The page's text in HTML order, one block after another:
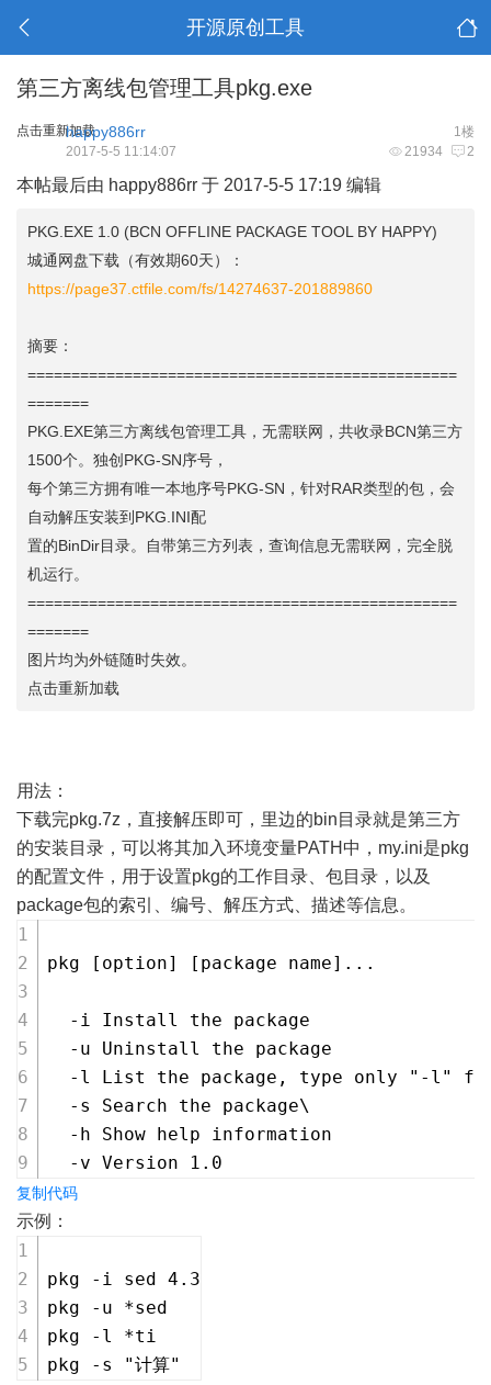
开源原创工具
第三方离线包管理工具pkg.exe
点击重新加载 1楼
happy886rr
21934 2
2017-5-5 11:14:07
本帖最后由 happy886rr 于 2017-5-5 17:19 编辑
PKG.EXE 1.0 (BCN OFFLINE PACKAGE TOOL BY HAPPY)
城通网盘下载（有效期60天）：
https://page37.ctfile.com/fs/14274637-201889860
摘要：
=================================================
=======
PKG.EXE第三方离线包管理工具，无需联网，共收录BCN第三方
1500个。独创PKG-SN序号，
每个第三方拥有唯一本地序号PKG-SN，针对RAR类型的包，会
自动解压安装到PKG.INI配
置的BinDir目录。自带第三方列表，查询信息无需联网，完全脱
机运行。
=================================================
=======
图片均为外链随时失效。
点击重新加载
用法：
下载完pkg.7z，直接解压即可，里边的bin目录就是第三方
的安装目录，可以将其加入环境变量PATH中，my.ini是pkg
的配置文件，用于设置pkg的工作目录、包目录，以及
package包的索引、编号、解压方式、描述等信息。
pkg [option] [package name]...
  -i Install the package
  -u Uninstall the package
-l List the package, type only "-l"
  -s Search the package\
  -h Show help information
  -v Version 1.0
复制代码
示例：
pkg -i sed 4.3
pkg -u *sed
pkg -l *ti
pkg -s "计算"